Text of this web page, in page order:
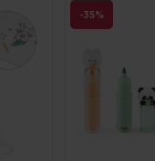
-35%